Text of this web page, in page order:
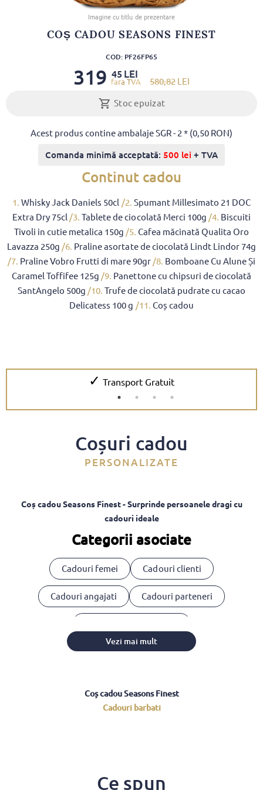
Imagine cu titlu de prezentare
COȘ CADOU SEASONS FINEST
COD: PF26FP65
580,82 LEI
319 45 LEI
Stoc epuizat
Acest produs contine ambalaje SGR - 2 * (0,50 RON)
Comanda minimă acceptată: 500 lei + TVA
Continut cadou
1.Whisky Jack Daniels 50cl /2. Spumant Millesimato 21 DOC
Extra Dry 75cl /3.Tablete de ciocolată Merci 100g /4. Biscuiti
Tivoli in cutie metalica 150g /5. Cafea măcinată Qualita Oro
Lavazza 250g /6. Praline asortate de ciocolată Lindt Lindor 74g
/7. Praline Vobro Frutti di mare 90gr /8. Bomboane Cu Alune Și
Caramel Toffifee 125g /9. Panettone cu chipsuri de ciocolată
SantAngelo 500g /10. Trufe de ciocolată pudrate cu cacao
Delicatess 100 g /11. Coș cadou
✓ Transport Gratuit
Coșuri cadou
PERSONALIZATE
Coș cadou Seasons Finest - Surprinde persoanele dragi cu
cadouri ideale
Categorii asociate
Cadouri femei Cadouri clienti
Cadouri angajati Cadouri parteneri
Vezi mai mult
Coș cadou Seasons Finest
Cadouri barbati
Ce spun